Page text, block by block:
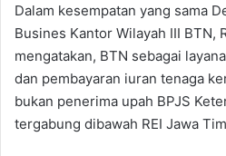
Dalam kesempatan yang sama
Busines Kantor Wilayah III BTN,
mengatakan, BTN sebagai
dan pembayaran iuran tenaga
bukan penerima upah BPJS
tergabung dibawah REI Jawa